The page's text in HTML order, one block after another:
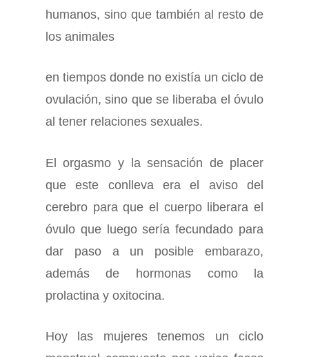
humanos, sino que también al resto de
los animales
en tiempos donde no existía un ciclo de
ovulación, sino que se liberaba el óvulo
al tener relaciones sexuales.
El orgasmo y la sensación de placer
que este conlleva era el aviso del
cerebro para que el cuerpo liberara el
óvulo que luego sería fecundado para
dar paso a un posible embarazo,
además de hormonas como la
prolactina y oxitocina.
Hoy las mujeres tenemos un ciclo